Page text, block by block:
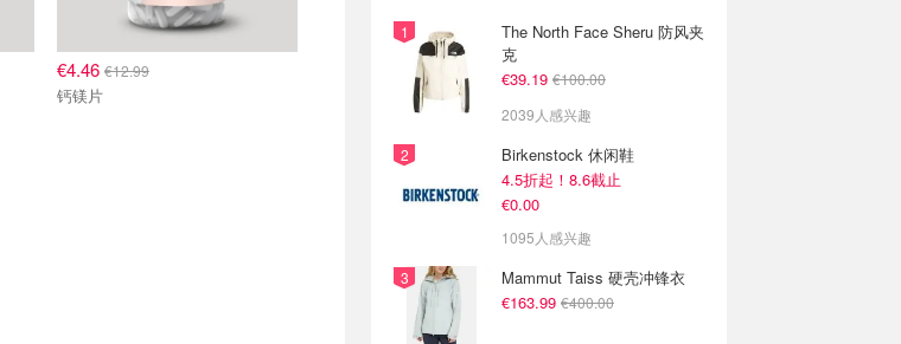
€4.46 €12.99
钙镁片
The North Face Sheru 防风夹
克
€39.19 €100.00
2039人感兴趣
Birkenstock 休闲鞋
4.5折起！8.6截止
€0.00
1095人感兴趣
Mammut Taiss 硬壳冲锋衣
€163.99 €400.00